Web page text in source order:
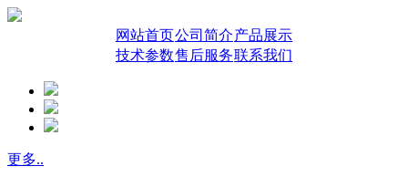
网站首页公司简介产品展示
技术参数售后服务联系我们
更多..